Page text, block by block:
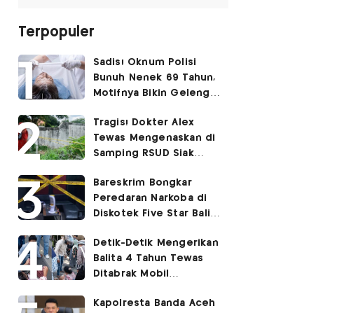
Terpopuler
Sadis! Oknum Polisi
Bunuh Nenek 69 Tahun,
Motifnya Bikin Geleng
Tragis! Dokter Alex
Tewas Mengenaskan di
Samping RSUD Siak
Rocuronium
Bareskrim Bongkar
Peredaran Narkoba di
Diskotek Five Star Bali,
Detik-Detik Mengerikan
Balita 4 Tahun Tewas
Ditabrak Mobil
Kapolresta Banda Aceh